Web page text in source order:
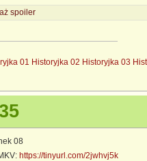
spoiler
01 Historyjka 02 Historyjka 03
08
https://tinyurl.com/2jwhvj5k